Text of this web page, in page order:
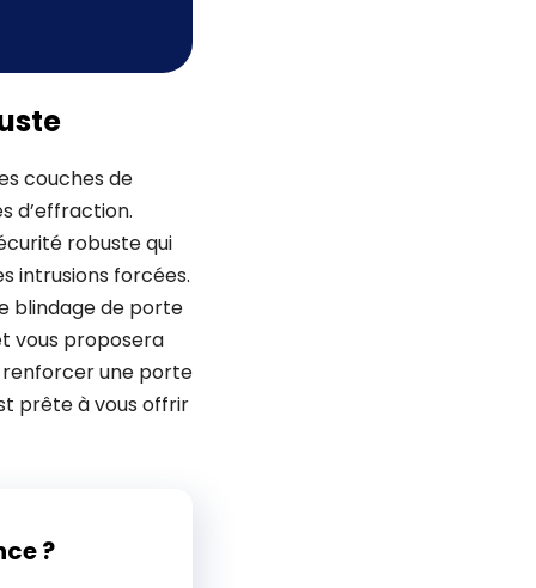
couches de
d’effraction.
robuste qui
intrusions forcées.
blindage de porte
vous proposera
renforcer une porte
prête à vous offrir
?